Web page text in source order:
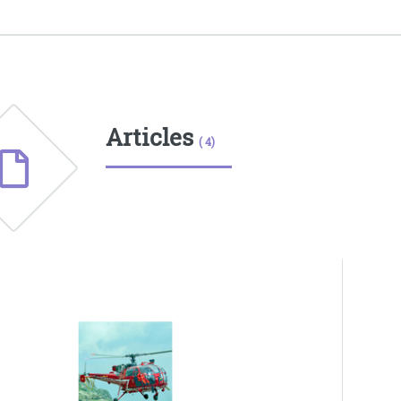
Articles( 4)